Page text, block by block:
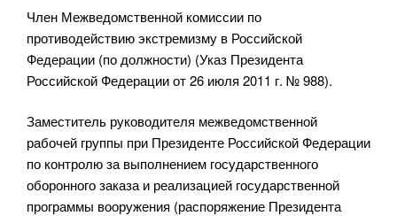
Член Межведомственной комиссии по
противодействию экстремизму в Российской
Федерации (по должности) (Указ Президента
Российской Федерации от 26 июля 2011 г. № 988).
Заместитель руководителя межведомственной
рабочей группы при Президенте Российской Федерации
по контролю за выполнением государственного
оборонного заказа и реализацией государственной
программы вооружения (распоряжение Президента